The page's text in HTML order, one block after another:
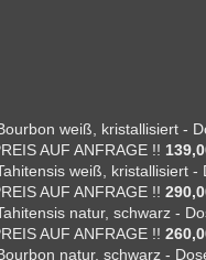
weiß, kristallisiert -
AUF ANFRAGE !!
weiß, kristallisiert -
AUF ANFRAGE !!
natur, schwarz -
AUF ANFRAGE !!
natur, schwarz -